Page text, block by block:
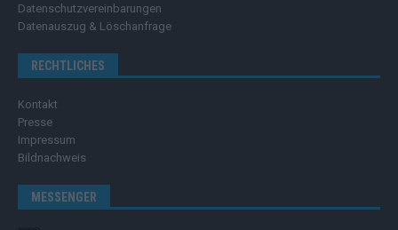
Datenschutzvereinbarungen
Datenauszug & Löschanfrage
RECHTLICHES
Kontakt
Presse
Impressum
Bildnachweis
MESSENGER